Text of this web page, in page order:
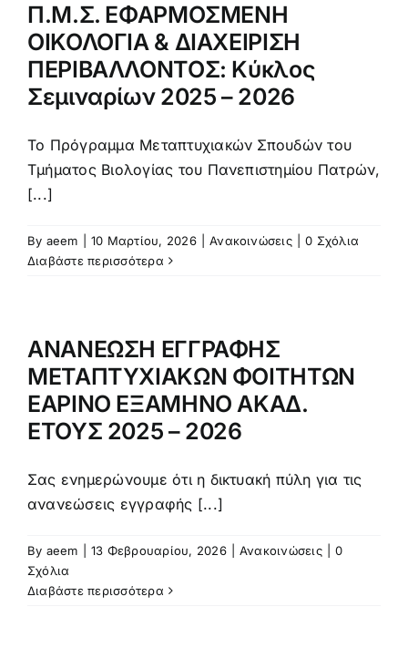
Π.Μ.Σ. ΕΦΑΡΜΟΣΜΕΝΗ
ΟΙΚΟΛΟΓΙΑ & ΔΙΑΧΕΙΡΙΣΗ
ΠΕΡΙΒΑΛΛΟΝΤΟΣ: Κύκλος
Σεμιναρίων 2025 – 2026
Το Πρόγραμμα Μεταπτυχιακών Σπουδών του
Τμήματος Βιολογίας του Πανεπιστημίου Πατρών,
[...]
By aeem 10 Μαρτίου, 2026 Ανακοινώσεις
0 Σχόλια
Διαβάστε περισσότερα
ΑΝΑΝΕΩΣΗ ΕΓΓΡΑΦΗΣ
ΜΕΤΑΠΤΥΧΙΑΚΩΝ ΦΟΙΤΗΤΩΝ
ΕΑΡΙΝΟ ΕΞΑΜΗΝΟ ΑΚΑΔ.
ΕΤΟΥΣ 2025 – 2026
Σας ενημερώνουμε ότι η δικτυακή πύλη για τις
ανανεώσεις εγγραφής [...]
By aeem 13 Φεβρουαρίου, 2026 Ανακοινώσεις
0
Σχόλια
Διαβάστε περισσότερα